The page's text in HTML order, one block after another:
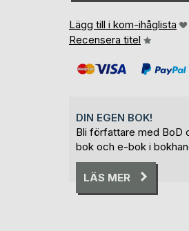
Lägg till i kom-ihåglista
Recensera titel
DIN EGEN BOK!
Bli författare med BoD
bok och e-bok i
LÄS MER